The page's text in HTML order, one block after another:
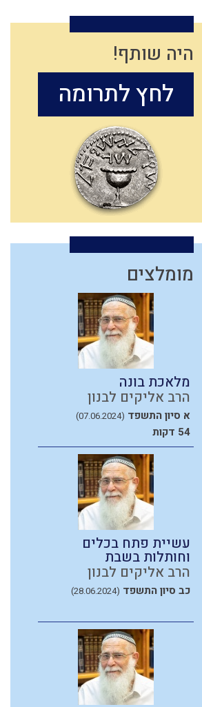
היה שותף!
לחץ לתרומה
מומלצים
מלאכת בונה
הרב אליקים לבנון
א סיון התשפד (07.06.2024)
54 דקות
עשיית פתח בכלים
וחותלות בשבת
הרב אליקים לבנון
כב סיון התשפד (28.06.2024)